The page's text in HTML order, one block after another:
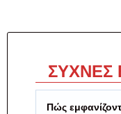
ΣΥΧΝΕΣ
Πώς